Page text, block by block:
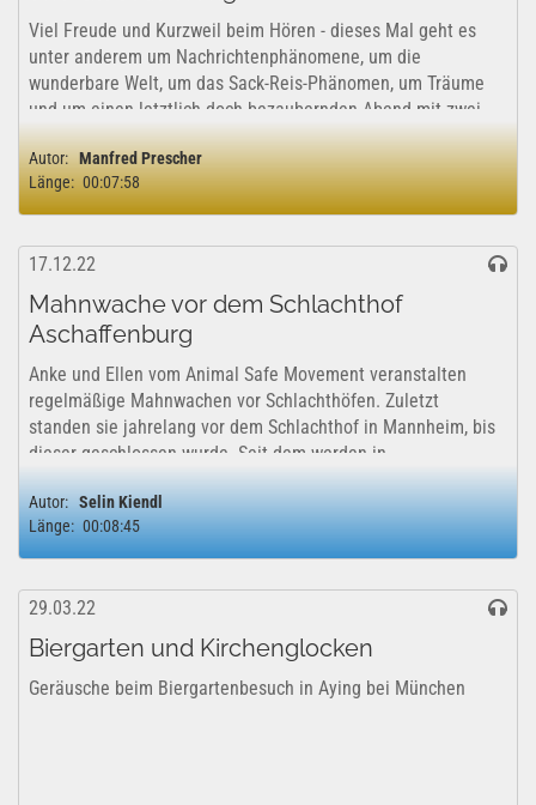
Viel Freude und Kurzweil beim Hören - dieses Mal geht es
unter anderem um Nachrichtenphänomene, um die
wunderbare Welt, um das Sack-Reis-Phänomen, um Träume
und um einen letztlich doch bezaubernden Abend mit zwei
Turteltäubchen mit Regenhäubchen....
Autor: Manfred Prescher
Länge: 00:07:58
17.12.22
Mahnwache vor dem Schlachthof
Aschaffenburg
Anke und Ellen vom Animal Safe Movement veranstalten
regelmäßige Mahnwachen vor Schlachthöfen. Zuletzt
standen sie jahrelang vor dem Schlachthof in Mannheim, bis
dieser geschlossen wurde. Seit dem werden in
Aschaffenburg Mahnwachen zu den...
Autor: Selin Kiendl
Länge: 00:08:45
29.03.22
Biergarten und Kirchenglocken
Geräusche beim Biergartenbesuch in Aying bei München